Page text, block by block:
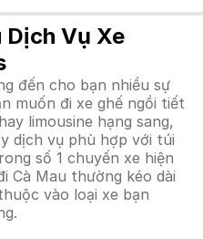
Dịch Vụ Xe
đến cho bạn nhiều sự
muốn đi xe ghế ngồi tiết
limousine hạng sang,
dịch vụ phù hợp với túi
số 1 chuyến xe hiện
Cà Mau thường kéo dài
vào loại xe bạn